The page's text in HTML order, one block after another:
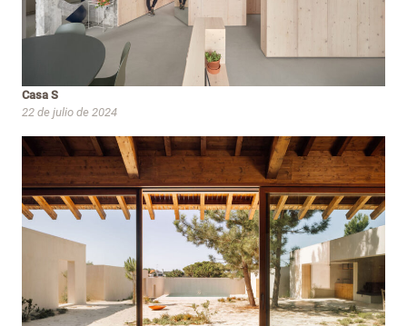
Casa S
22 de julio de 2024